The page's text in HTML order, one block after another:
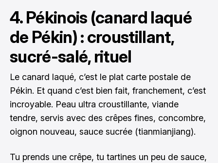
4. Pékinois (canard laqué
de Pékin) : croustillant,
sucré-salé, rituel
Le canard laqué, c’est le plat carte postale de
Pékin. Et quand c’est bien fait, franchement, c’est
incroyable. Peau ultra croustillante, viande
tendre, servis avec des crêpes fines, concombre,
oignon nouveau, sauce sucrée (tianmianjiang).
Tu prends une crêpe, tu tartines un peu de sauce,